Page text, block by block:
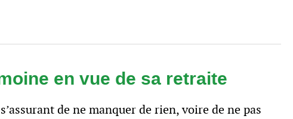
en vue de sa retraite
de ne manquer de rien, voire de ne pas